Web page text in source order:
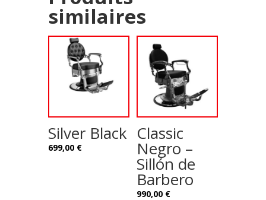
similaires
Silver Black
699,00 €
Classic
Negro –
Sillón de
Barbero
990,00 €